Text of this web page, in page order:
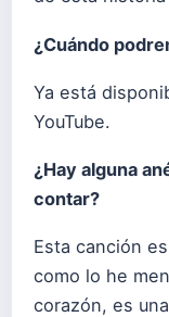
¿Cuándo
Ya está
YouTube.
¿Hay alguna
contar?
Esta canción
como lo he
corazón, es